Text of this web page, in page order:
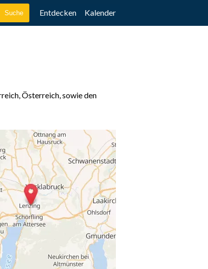
Entdecken Kalender
Österreich, sowie den